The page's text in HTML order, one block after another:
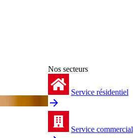
Nos secteurs
Service résidentiel
Service commercial